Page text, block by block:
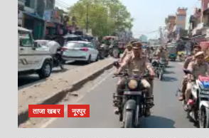
ताजा खबर नूरपुर